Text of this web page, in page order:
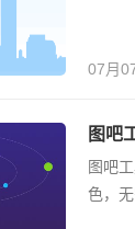
07月
图吧
图吧
色，